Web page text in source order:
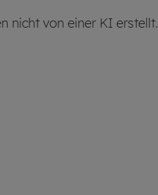
nicht von einer KI erstellt.